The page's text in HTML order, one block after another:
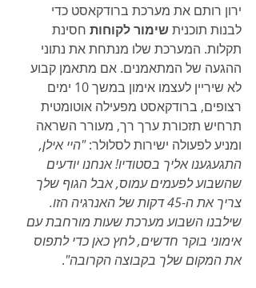
ירון רותם את מערכת ברודקאסט כדי
לבנות תוכנית שימור לקוחות חסינת
תקלות. המערכת שלו מנתחת את נתוני
ההגעה של המתאמנים. אם מתאמן קבוע
לא שיריין לעצמו אימון במשך 10 ימים
רצופים, ברודקאסט מפעילה אוטומטית
תרחיש תזכורת ערך רך, מעורר השראה
ומניע לפעולה ישירות לסלולר: "היי אילן,
התגעגענו אליך בסטודיו! אנחנו יודעים
שהשבוע לפעמים עמוס, אבל הגוף שלך
צריך את ה-45 דקות של האנרגיה הזו.
שילבנו השבוע מערכת שעות מורחבת עם
אימוני בוקר חדשים, לחץ כאן כדי לתפוס
את המקום שלך בקבוצה הקרובה".